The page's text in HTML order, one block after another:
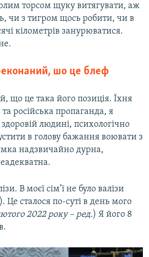
торсом щуку витягувати, аж
чи з тигром щось робити, чи в
кілометрів занурюватися.
шо це блеф
що це така його позиція. Їхня
російська пропаганда, я
людині, психологічно
в голову бажання воювати з
надзвичайно дурна,
В моєї сім’ї не було валізи
). Це сталося по-суті в день мого
2022 року – ред.) Я його 8